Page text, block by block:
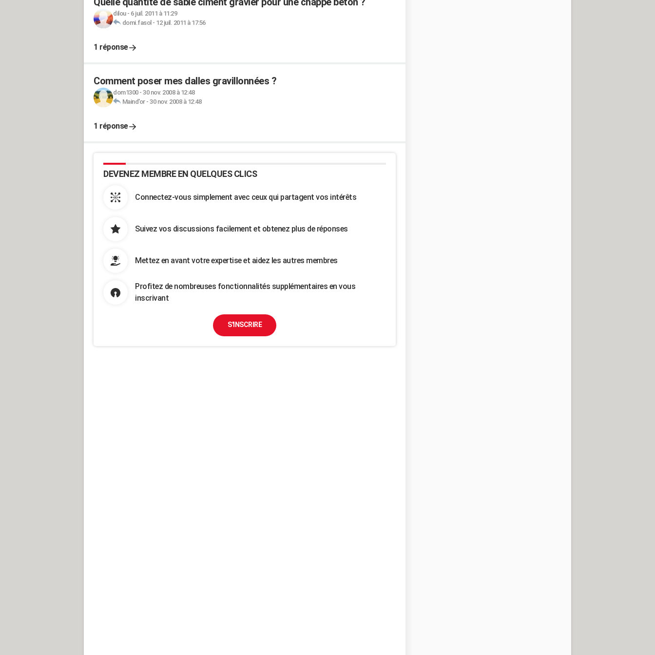
dilou- 6 juil. 2011 à 11:29
domi.fasol - 12 juil. 2011 à 17:56
1 réponse
Comment poser mes dalles gravillonnées ?
dom1300- 30 nov. 2008 à 12:48
Maind'or- 30 nov. 2008 à 12:48
1 réponse
DEVENEZ MEMBRE EN QUELQUES CLICS
Connectez-vous simplement avec ceux qui partagent vos intérêts
Suivez vos discussions facilement et obtenez plus de réponses
Mettez en avant votre expertise et aidez les autres membres
Profitez de nombreuses fonctionnalités supplémentaires en vous
inscrivant
S'INSCRIRE